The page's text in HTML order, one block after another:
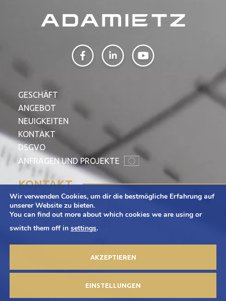
GESCHÄFT
ANGEBOT
NEUIGKEITEN
KONTAKT
DSGVO
ANFRAGEN UND PROJEKTE
KONTAKT
Adamietz S.A.
ul. Braci Prankel 1
47-100 Strzelce Opolskie
+48 77 463 00 65
Wir verwenden Cookies, um dir die bestmögliche Erfahrung auf
unserer Website zu bieten.
You can find out more about which cookies we are using or
switch them off in settings.
AKZEPTIEREN
EINSTELLUNGEN